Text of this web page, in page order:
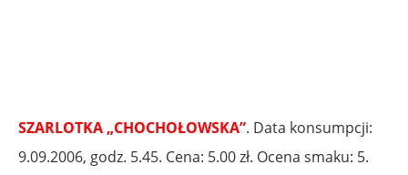
SZARLOTKA „CHOCHOŁOWSKA”. Data konsumpcji:
9.09.2006, godz. 5.45. Cena: 5.00 zł. Ocena smaku: 5.